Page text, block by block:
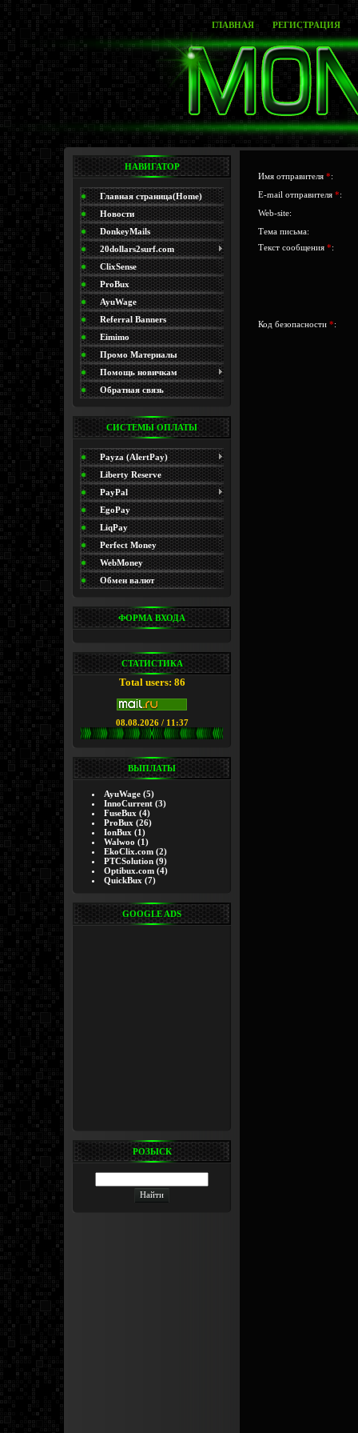
ГЛАВНАЯ РЕГИСТРАЦИЯ
НАВИГАТОР
Главная страница(Home)
Новости
DonkeyMails
20dollars2surf.com
ClixSense
ProBux
AyuWage
Referral Banners
Eimimo
Промо Материалы
(Promo)Помощь новичкам
Обратная связь
СИСТЕМЫ ОПЛАТЫ
Payza (AlertPay)
Liberty Reserve
PayPal
EgoPay
LiqPay
Perfect Money
WebMoney
Обмен валют
ФОРМА ВХОДА
СТАТИСТИКА
Total users: 86
08.08.2026 / 11:37
ВЫПЛАТЫ
AyuWage (5)
InnoCurrent (3)
FuseBux (4)
ProBux (26)
IonBux (1)
Walwoo (1)
EkoClix.com (2)
PTCSolution (9)
Optibux.com (4)
QuickBux (7)
GOOGLE ADS
РОЗЫСК
Имя отправителя *:
E-mail отправителя *:
Web-site:
Тема письма:
Текст сообщения *:
Код безопасности *: